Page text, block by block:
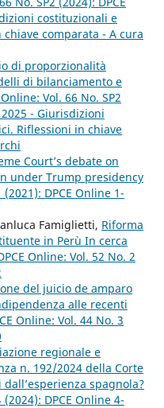
costituzionali e
comparata - A cura
di proporzionalità
di bilanciamento e
Online: Vol. 66 No. SP2
2025 - Giurisdizioni
Riflessioni in chiave
Court’s debate on
under Trump presidency
DPCE Online 1-
Famiglietti, Riforma
in Perù In cerca
Online: Vol. 52 No. 2
del juicio de amparo
alle recenti
Online: Vol. 44 No. 3
regionale e
n. 192/2024 della Corte
spagnola?
DPCE Online 4-